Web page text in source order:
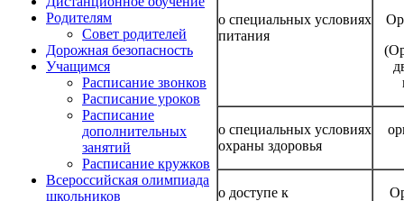
Родителям
Совет родителей
Дорожная безопасность
Учащимся
Расписание звонков
Расписание уроков
Расписание
дополнительных
занятий
Расписание кружков
Всероссийская олимпиада
школьников
о специальных условиях
питания
о специальных условиях
охраны здоровья
о доступе к